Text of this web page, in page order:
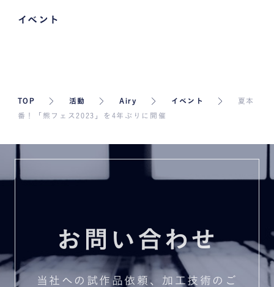
イベント
TOP 活動 Airy イベント
夏本
番！「熊フェス2023」を4年ぶりに開催
お問い合わせ
当社への試作品依頼、加工技術のご